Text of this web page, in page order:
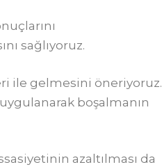
sağlıyoruz.
ile gelmesini öneriyoruz.
boşalmanın
azaltılması da